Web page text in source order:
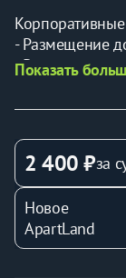
- Размещение
- Разные
бюджет
Наши гости:
*
Роснефть,
депо, учебный
Показать
2 400 ₽за
Новое
ApartLand